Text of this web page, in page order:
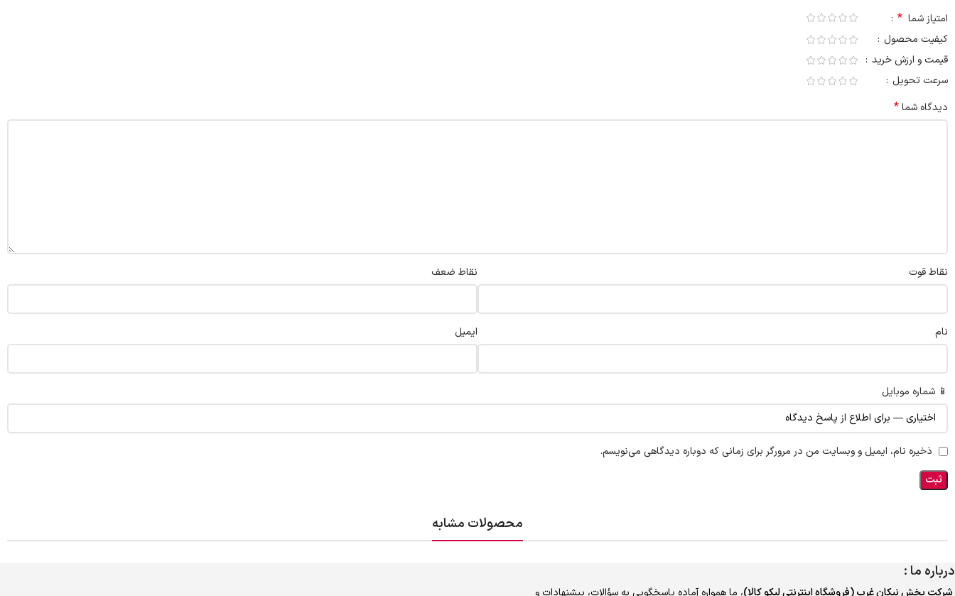
امتیاز شما *
کیفیت محصول
قیمت و ارزش خرید
سرعت تحویل
دیدگاه شما*
نقاط قوت نقاط ضعف
نام ایمیل
📱 شماره موبایل
ذخیره نام، ایمیل و وبسایت من در مرورگر برای زمانی که دوباره دیدگاهی می‌نویسم.
محصولات مشابه
درباره ما :
شرکت پخش نیکان غرب (فروشگاه اینترنتی لیکو کالا)، ما همواره آماده پاسخگویی به سؤالات، پیشنهادات و